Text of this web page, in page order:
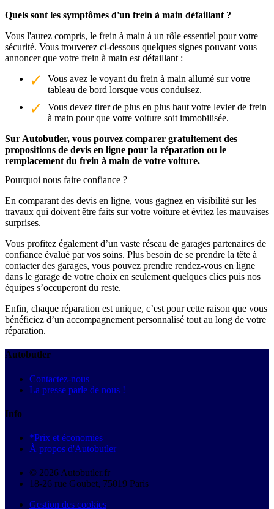
Quels sont les symptômes d'un frein à main défaillant ?
Vous l'aurez compris, le frein à main à un rôle essentiel pour votre
sécurité. Vous trouverez ci-dessous quelques signes pouvant vous
annoncer que votre frein à main est défaillant :
Vous avez le voyant du frein à main allumé sur votre
tableau de bord lorsque vous conduisez.
Vous devez tirer de plus en plus haut votre levier de frein
à main pour que votre voiture soit immobilisée.
Sur Autobutler, vous pouvez comparer gratuitement des
propositions de devis en ligne pour la réparation ou le
remplacement du frein à main de votre voiture.
Pourquoi nous faire confiance ?
En comparant des devis en ligne, vous gagnez en visibilité sur les
travaux qui doivent être faits sur votre voiture et évitez les mauvaises
surprises.
Vous profitez également d’un vaste réseau de garages partenaires de
confiance évalué par vos soins. Plus besoin de se prendre la tête à
contacter des garages, vous pouvez prendre rendez-vous en ligne
dans le garage de votre choix en seulement quelques clics puis nos
équipes s’occuperont du reste.
Enfin, chaque réparation est unique, c’est pour cette raison que vous
bénéficiez d’un accompagnement personnalisé tout au long de votre
réparation.
Autobutler
Contactez-nous
La presse parle de nous !
Info
*Prix et économies
À propos d'Autobutler
© 2026 Autobutler.fr
18-26 rue Goubet, 75019 Paris
Gestion des cookies